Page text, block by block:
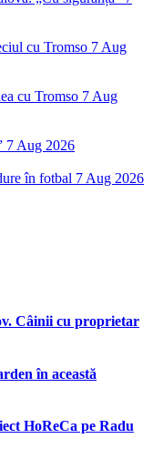
cu Tromso 7 Aug
cu Tromso 7 Aug
7 Aug 2026
în fotbal 7 Aug 2026
Câinii cu proprietar
în această
HoReCa pe Radu